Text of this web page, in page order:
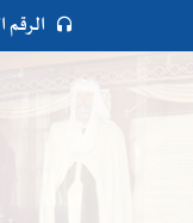

 الرقم